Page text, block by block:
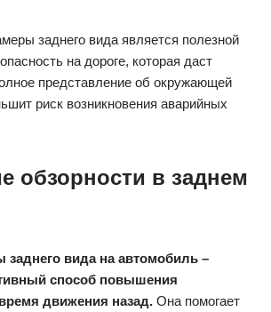
заднего вида является полезной
на дороге, которая даст
представление об окружающей
риск возникновения аварийных
обзорности в заднем
заднего вида на автомобиль –
способ повышения
движения назад. Она помогает